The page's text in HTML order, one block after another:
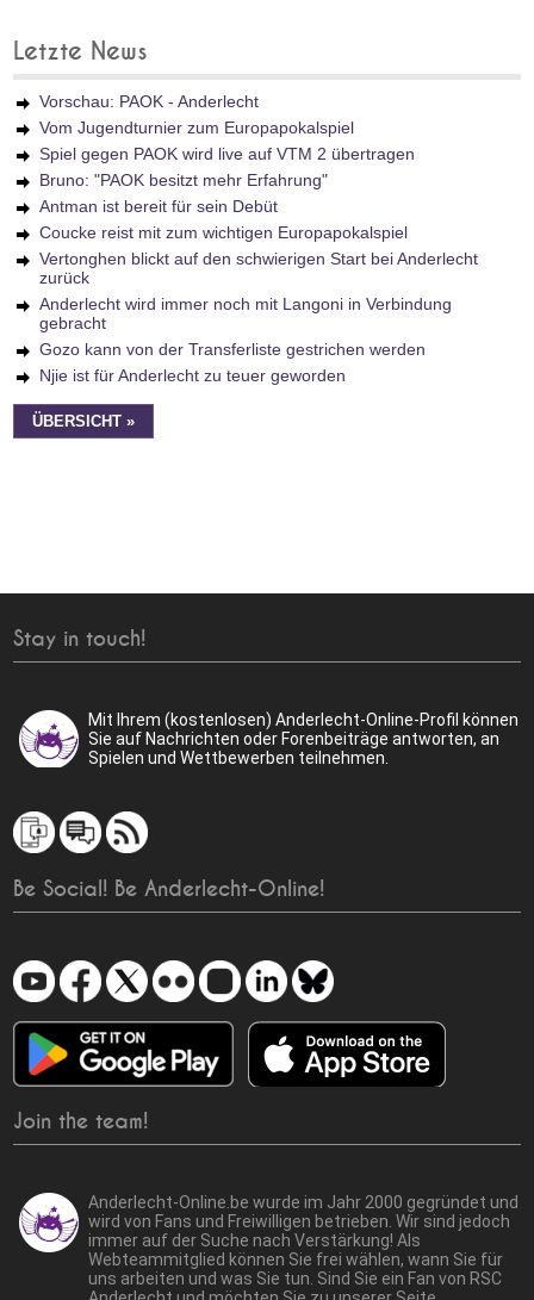
Letzte News
Vorschau: PAOK - Anderlecht
Vom Jugendturnier zum Europapokalspiel
Spiel gegen PAOK wird live auf VTM 2 übertragen
Bruno: "PAOK besitzt mehr Erfahrung"
Antman ist bereit für sein Debüt
Coucke reist mit zum wichtigen Europapokalspiel
Vertonghen blickt auf den schwierigen Start bei Anderlecht
zurück
Anderlecht wird immer noch mit Langoni in Verbindung
gebracht
Gozo kann von der Transferliste gestrichen werden
Njie ist für Anderlecht zu teuer geworden
ÜBERSICHT »
Stay in touch!
Mit Ihrem (kostenlosen) Anderlecht-Online-Profil können
Sie auf Nachrichten oder Forenbeiträge antworten, an
Spielen und Wettbewerben teilnehmen.
Be Social! Be Anderlecht-Online!
Join the team!
Anderlecht-Online.be wurde im Jahr 2000 gegründet und
wird von Fans und Freiwilligen betrieben. Wir sind jedoch
immer auf der Suche nach Verstärkung! Als
Webteammitglied können Sie frei wählen, wann Sie für
uns arbeiten und was Sie tun. Sind Sie ein Fan von RSC